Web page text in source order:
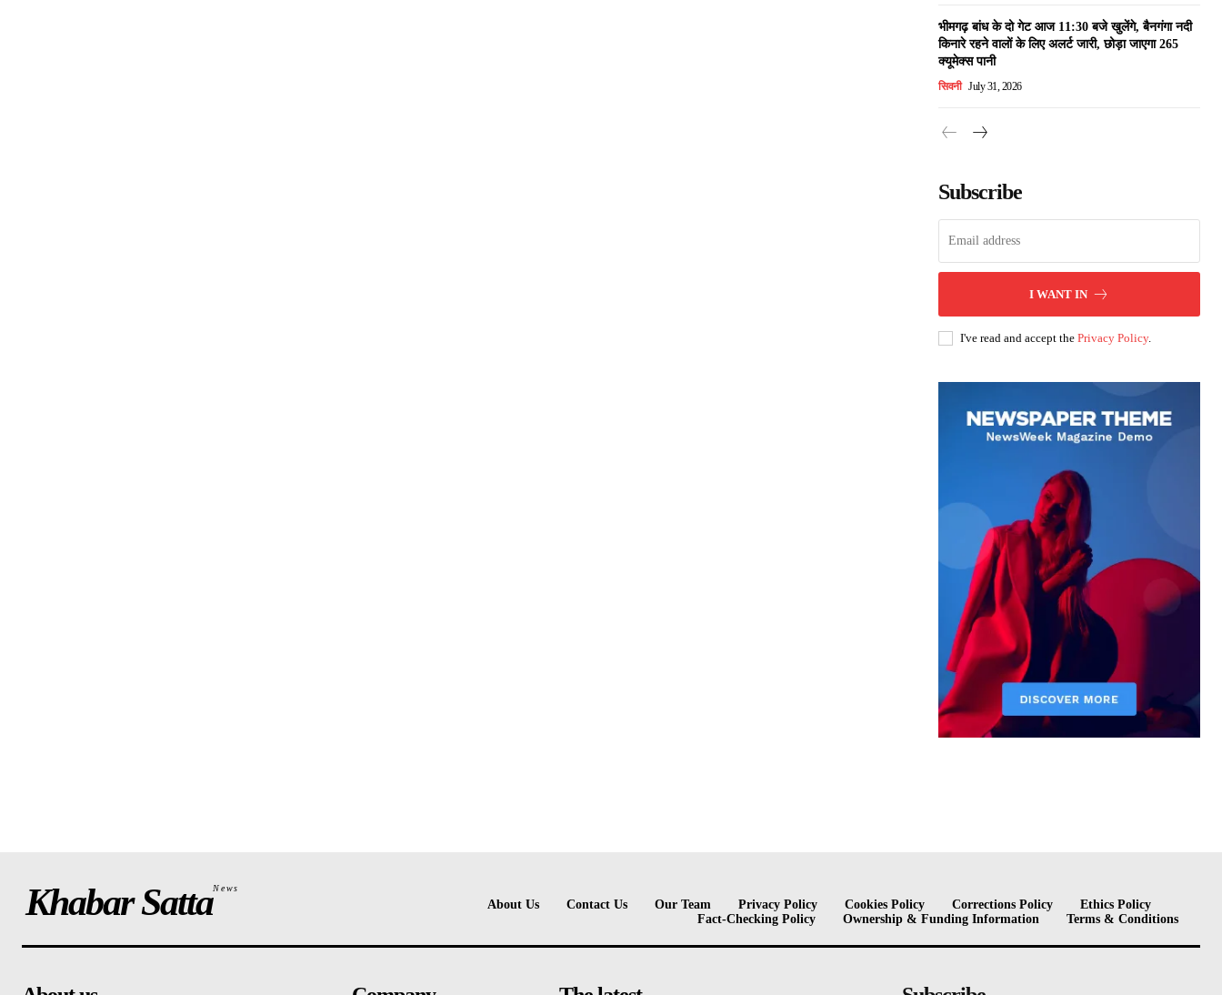
भीमगढ़ बांध के दो गेट आज 11:30 बजे खुलेंगे, बैनगंगा नदी
किनारे रहने वालों के लिए अलर्ट जारी, छोड़ा जाएगा 265
क्यूमेक्स पानी
सिवनी July 31, 2026
Subscribe
I WANT IN
I've read and accept the Privacy Policy.
Khabar SattaNews
About Us Contact Us Our Team Privacy Policy Cookies Policy Corrections Policy
Ethics Policy
Fact-Checking Policy
Ownership & Funding Information Terms & Conditions